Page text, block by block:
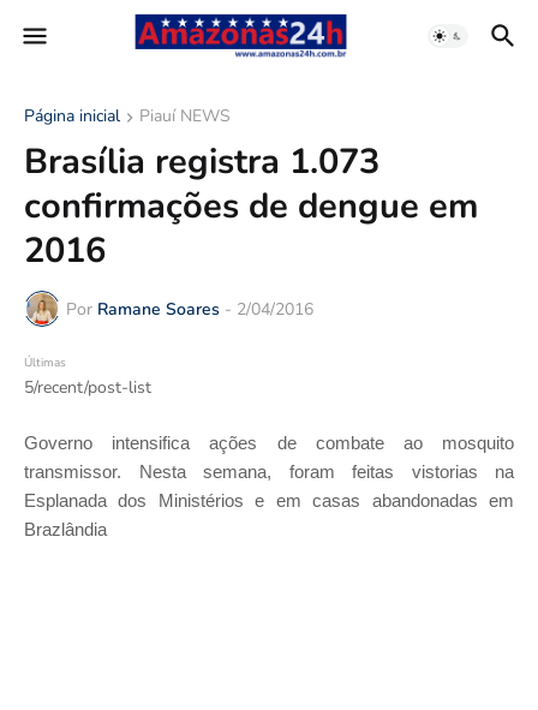
Página inicial Piauí NEWS
Brasília registra 1.073
confirmações de dengue em
2016
Por Ramane Soares - 2/04/2016
Últimas
5/recent/post-list
Governo intensifica ações de combate ao mosquito
transmissor. Nesta semana, foram feitas vistorias na
Esplanada dos Ministérios e em casas abandonadas em
Brazlândia